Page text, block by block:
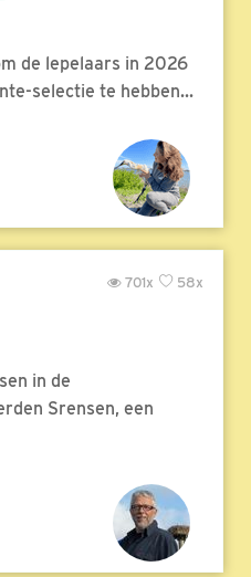
de lepelaars in 2026
selectie te hebben...
58x
701x
in de
Srensen, een